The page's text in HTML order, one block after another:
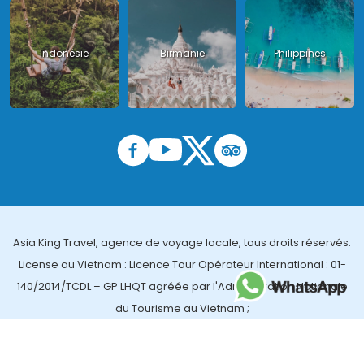
Indonésie Birmanie Philippines
Asia King Travel, agence de voyage locale, tous droits réservés.
License au Vietnam : Licence Tour Opérateur International : 01-
140/2014/TCDL – GP LHQT agréée par l'Administration Nationale
du Tourisme au Vietnam ;